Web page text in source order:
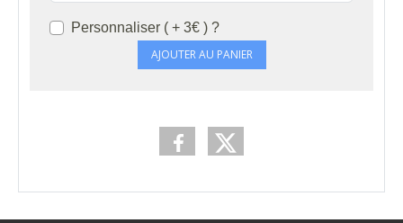
Personnaliser ( + 3€ ) ?
AJOUTER AU PANIER